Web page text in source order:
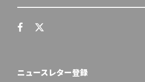
ニュースレター登録